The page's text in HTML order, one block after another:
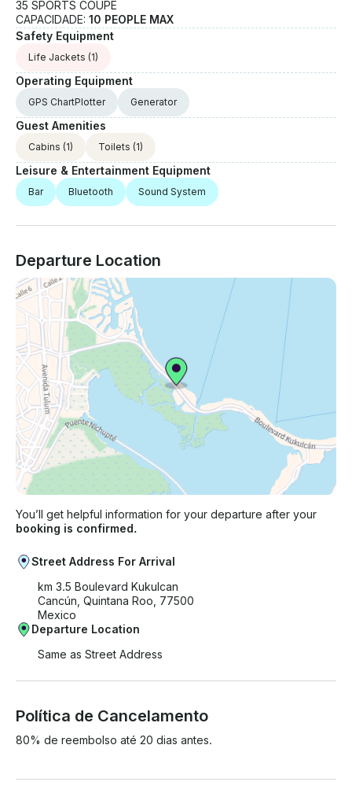
35 SPORTS COUPE
CAPACIDADE: 10 PEOPLE MAX
Safety Equipment
Life Jackets (1)
Operating Equipment
GPS ChartPlotter Generator
Guest Amenities
Cabins (1) Toilets (1)
Leisure & Entertainment Equipment
Bar Bluetooth Sound System
Departure Location
You’ll get helpful information for your departure after your
booking is confirmed.
Street Address For Arrival
km 3.5 Boulevard Kukulcan
Cancún, Quintana Roo, 77500
Mexico
Departure Location
Same as Street Address
Política de Cancelamento
80% de reembolso até 20 dias antes.